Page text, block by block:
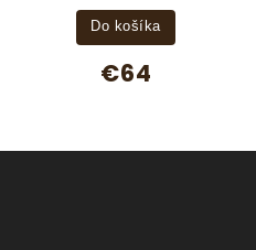
€64
Do košíka